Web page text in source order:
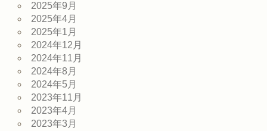
2025年9月
2025年4月
2025年1月
2024年12月
2024年11月
2024年8月
2024年5月
2023年11月
2023年4月
2023年3月